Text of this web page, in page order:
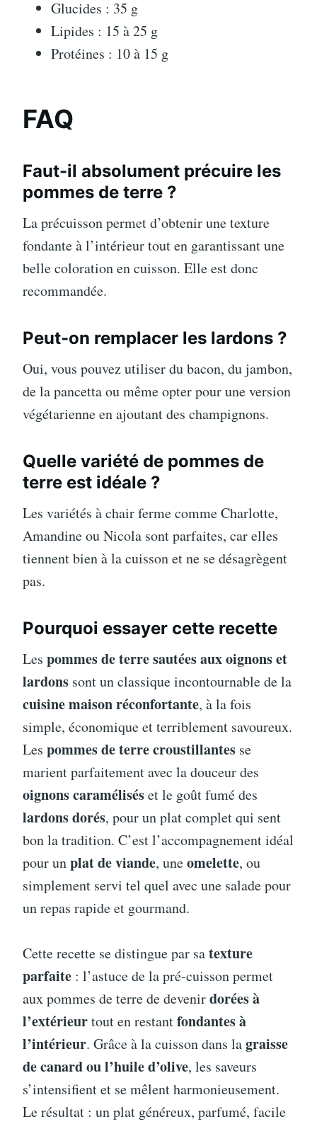
Glucides : 35 g
Lipides : 15 à 25 g
Protéines : 10 à 15 g
FAQ
Faut-il absolument précuire les
pommes de terre ?
La précuisson permet d’obtenir une texture
fondante à l’intérieur tout en garantissant une
belle coloration en cuisson. Elle est donc
recommandée.
Peut-on remplacer les lardons ?
Oui, vous pouvez utiliser du bacon, du jambon,
de la pancetta ou même opter pour une version
végétarienne en ajoutant des champignons.
Quelle variété de pommes de
terre est idéale ?
Les variétés à chair ferme comme Charlotte,
Amandine ou Nicola sont parfaites, car elles
tiennent bien à la cuisson et ne se désagrègent
pas.
Pourquoi essayer cette recette
Les pommes de terre sautées aux oignons et
lardons sont un classique incontournable de la
cuisine maison réconfortante, à la fois
simple, économique et terriblement savoureux.
Les pommes de terre croustillantes se
marient parfaitement avec la douceur des
oignons caraméliséset le goût fumé des
lardons dorés, pour un plat complet qui sent
bon la tradition. C’est l’accompagnement idéal
pour unplat de viande, uneomelette, ou
simplement servi tel quel avec une salade pour
un repas rapide et gourmand.
Cette recette se distingue par satexture
parfaite : l’astuce de la pré-cuisson permet
aux pommes de terre de devenirdorées à
l’extérieurtout en restantfondantes à
l’intérieur. Grâce à la cuisson dans lagraisse
de canard ou l’huile d’olive, les saveurs
s’intensifient et se mêlent harmonieusement.
Le résultat : un plat généreux, parfumé, facile